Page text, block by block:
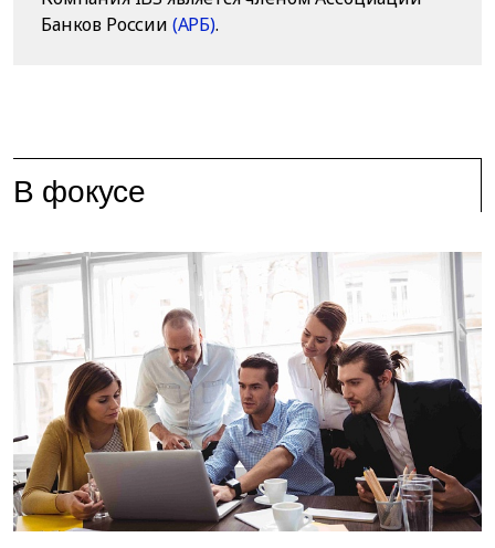
Банков России (АРБ).
В фокусе